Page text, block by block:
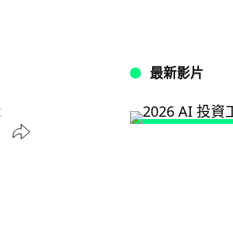
最新影片